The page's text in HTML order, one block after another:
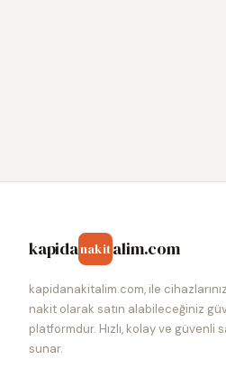
kapidanakitalim.com
kapidanakitalim.com, ile
nakit olarak satın alabileceğiniz
platformdur. Hızlı, kolay ve güvenli
sunar.